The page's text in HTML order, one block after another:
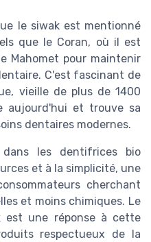
le siwak est mentionné
que le Coran, où il est
Mahomet pour maintenir
C'est fascinant de
vieille de plus de 1400
aujourd'hui et trouve sa
dentaires modernes.
les dentifrices bio
et à la simplicité, une
cherchant
et moins chimiques. Le
est une réponse à cette
respectueux de la